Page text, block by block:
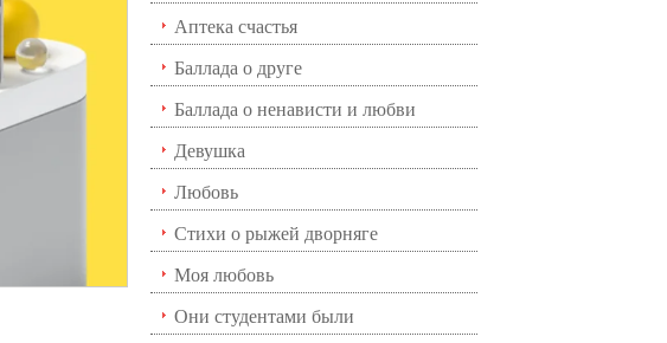
Аптека счастья
Баллада о друге
Баллада о ненависти и любви
Девушка
Любовь
Стихи о рыжей дворняге
Моя любовь
Они студентами были